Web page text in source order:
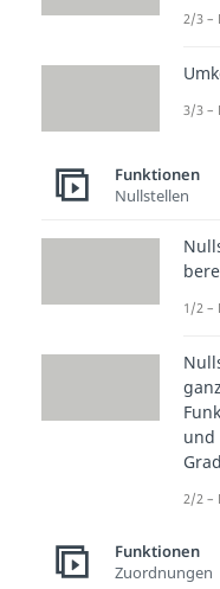
2/3 –
3/3 –
Funktionen
Nullstellen
1/2 –
und
2/2 –
Funktionen
Zuordnungen